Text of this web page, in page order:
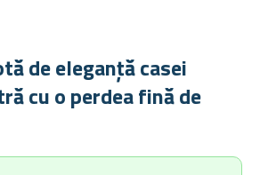
de eleganță casei
cu o perdea fină de